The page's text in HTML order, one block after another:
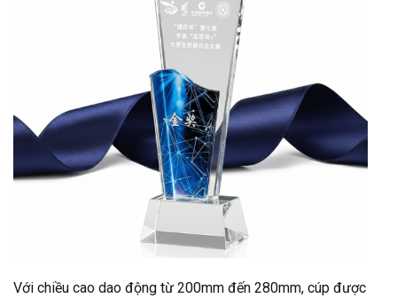
Với chiều cao dao động từ 200mm đến 280mm, cúp được